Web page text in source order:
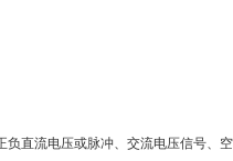
直流电压或脉冲、交流电压信号、